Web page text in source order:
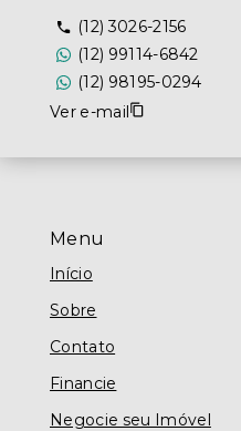
Menu
Início
Sobre
Contato
Financie
Negocie seu Imóvel
(12) 3026-2156
(12) 99114-6842
(12) 98195-0294
Ver e-mail